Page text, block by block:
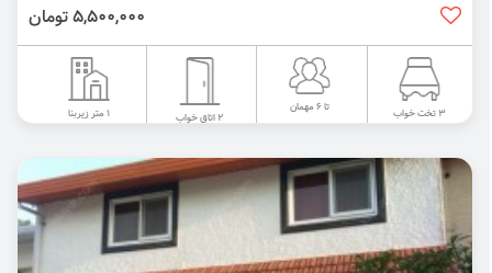
5,500,000 تومان
3 تخت خواب تا 6 مهمان
2 اتاق خواب 1 متر زیربنا